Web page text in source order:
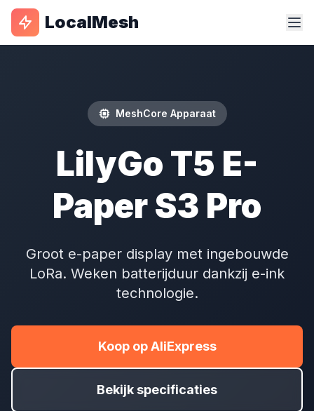
LocalMesh
MeshCore Apparaat
LilyGo T5 E-
Paper S3 Pro
Groot e-paper display met ingebouwde
LoRa. Weken batterijduur dankzij e-ink
technologie.
Koop op AliExpress
Bekijk specificaties